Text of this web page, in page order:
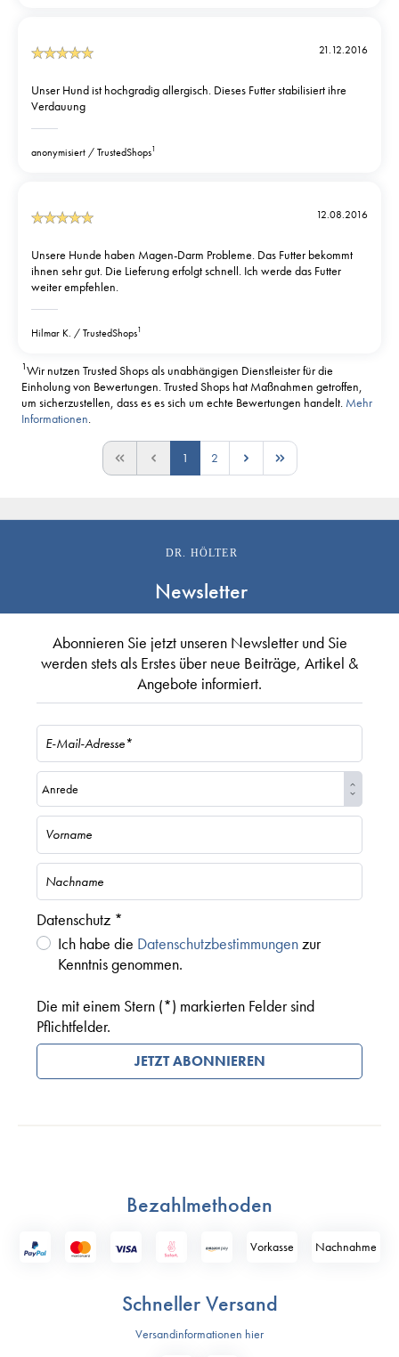
21.12.2016
Unser Hund ist hochgradig allergisch. Dieses Futter stabilisiert ihre
Verdauung
anonymisiert TrustedShops1
12.08.2016
Unsere Hunde haben Magen-Darm Probleme. Das Futter bekommt
ihnen sehr gut. Die Lieferung erfolgt schnell. Ich werde das Futter
weiter empfehlen.
Hilmar K. TrustedShops1
1Wir nutzen Trusted Shops als unabhängigen Dienstleister für die
Einholung von Bewertungen. Trusted Shops hat Maßnahmen getroffen,
um sicherzustellen, dass es es sich um echte Bewertungen handelt. Mehr
Informationen.
1 2
DR. HÖLTER
Newsletter
Abonnieren Sie jetzt unseren Newsletter und Sie
werden stets als Erstes über neue Beiträge, Artikel &
Angebote informiert.
Datenschutz *
Ich habe die Datenschutzbestimmungenzur
Kenntnis genommen.
Die mit einem Stern (*) markierten Felder sind
Pflichtfelder.
JETZT ABONNIEREN
Bezahlmethoden
Vorkasse Nach­nahme
Schneller Versand
Versandinformationen hier